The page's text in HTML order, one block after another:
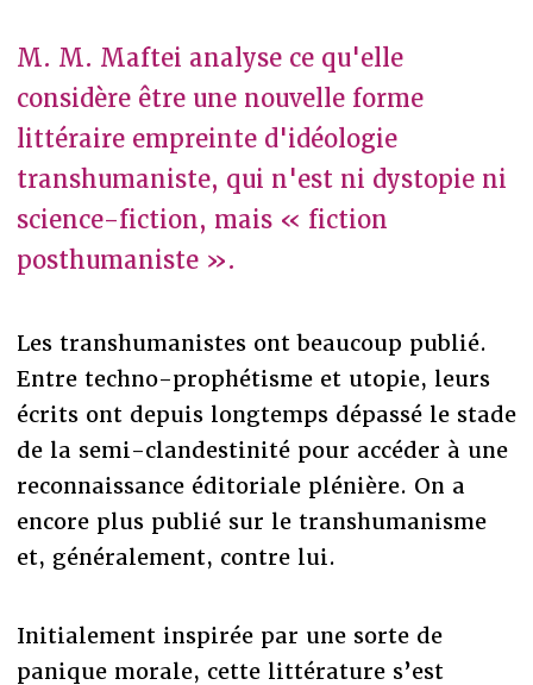
M. M. Maftei analyse ce qu'elle
considère être une nouvelle forme
littéraire empreinte d'idéologie
transhumaniste, qui n'est ni dystopie ni
science-fiction, mais « fiction
posthumaniste ».
Les transhumanistes ont beaucoup publié.
Entre techno-prophétisme et utopie, leurs
écrits ont depuis longtemps dépassé le stade
de la semi-clandestinité pour accéder à une
reconnaissance éditoriale plénière. On a
encore plus publié sur le transhumanisme
et, généralement, contre lui.
Initialement inspirée par une sorte de
panique morale, cette littérature s’est